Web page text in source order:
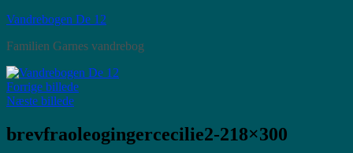
Videre
indhold
Vandrebogen De 12
Familien Garnes vandrebog
Forrige billede
Næste billede
brevfraoleogingercecilie2-218×300